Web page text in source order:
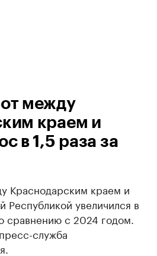
между
краем и
в 1,5 раза за
Краснодарским краем и
Республикой увеличился в
сравнению с 2024 годом.
служба